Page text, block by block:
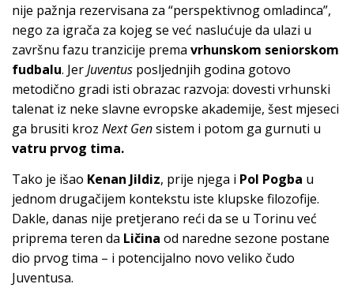
nije pažnja rezervisana za “perspektivnog omladinca”,
nego za igrača za kojeg se već naslućuje da ulazi u
završnu fazu tranzicije prema vrhunskom seniorskom
fudbalu. JerJuventus posljednjih godina gotovo
metodično gradi isti obrazac razvoja: dovesti vrhunski
talenat iz neke slavne evropske akademije, šest mjeseci
ga brusiti kroz Next Gensistem i potom ga gurnuti u
vatru prvog tima.
Tako je išao Kenan Jildiz, prije njega i Pol Pogba u
jednom drugačijem kontekstu iste klupske filozofije.
Dakle, danas nije pretjerano reći da se u Torinu već
priprema teren da Ličina od naredne sezone postane
dio prvog tima – i potencijalno novo veliko čudo
Juventusa.